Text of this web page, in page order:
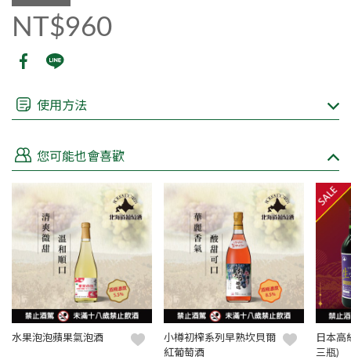
NT$960
使用方法
親愛的顧客如欲購買，來電 (02)8751-3308或填寫諮詢表單洽
詢，皆有專人為您服務
您可能也會喜歡
水果泡泡蘋果氣泡酒
小樽初榨系列早熟坎貝爾
紅葡萄酒
日本高
三瓶)